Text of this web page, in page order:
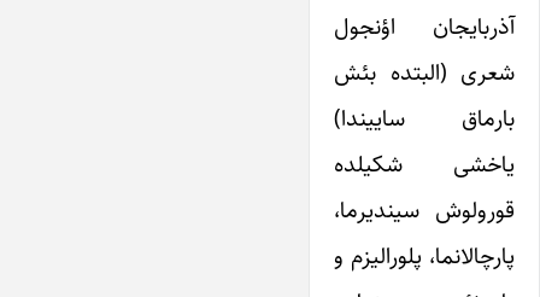
آذربایجان اؤنجول
شعری (البتده بئش
بارماق ساییندا)
یاخشی شکیلده
قورولوش سیندیرما،
پارچالانما، پلورالیزم و